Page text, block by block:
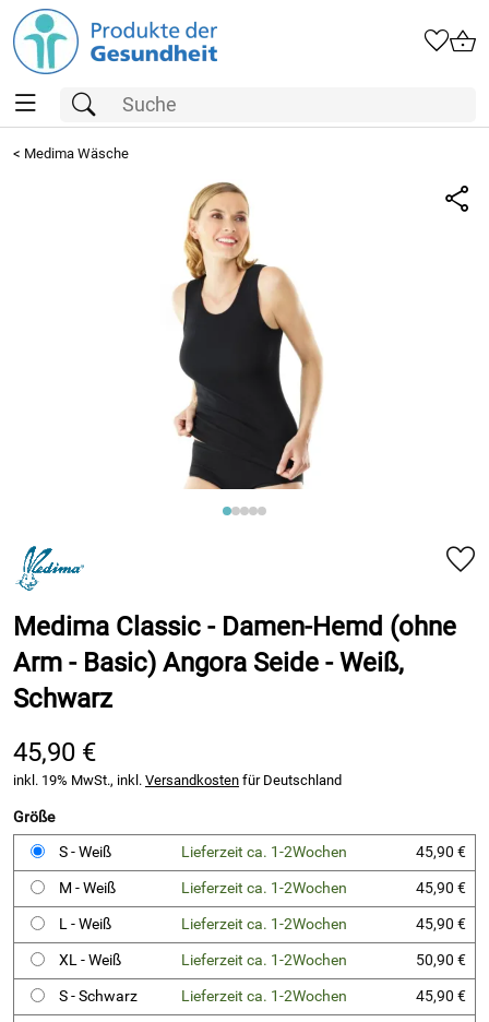
< Medima Wäsche
Medima Classic - Damen-Hemd (ohne
Arm - Basic) Angora Seide - Weiß,
Schwarz
45,90 €
inkl. 19% MwSt., inkl. Versandkosten für Deutschland
Größe
S - Weiß
Lieferzeit ca. 1-2Wochen
45,90 €
M - Weiß
Lieferzeit ca. 1-2Wochen
45,90 €
L - Weiß
Lieferzeit ca. 1-2Wochen
45,90 €
XL - Weiß
Lieferzeit ca. 1-2Wochen
50,90 €
S - Schwarz
Lieferzeit ca. 1-2Wochen
45,90 €